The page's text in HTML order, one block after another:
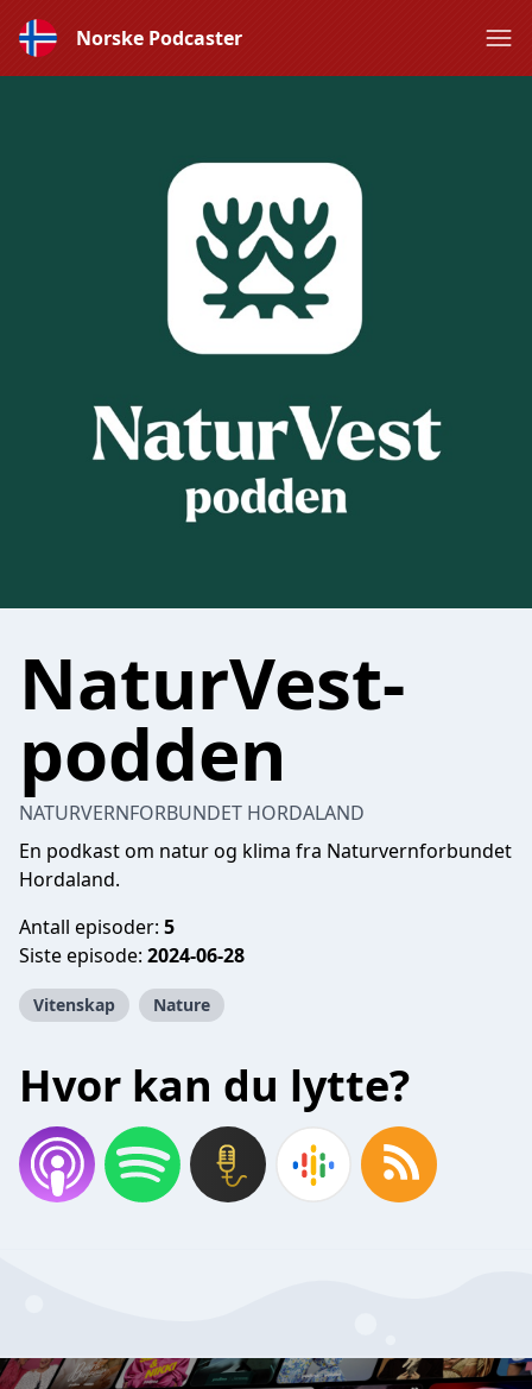
Norske Podcaster
NaturVest-
podden
NATURVERNFORBUNDET HORDALAND
En podkast om natur og klima fra Naturvernforbundet
Hordaland.
Antall episoder: 5
Siste episode: 2024-06-28
Vitenskap Nature
Hvor kan du lytte?